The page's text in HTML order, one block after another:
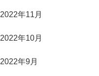
2022年11月
2022年10月
2022年9月